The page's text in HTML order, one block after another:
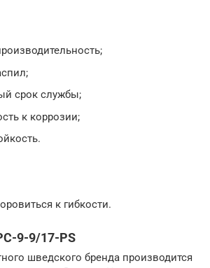
срок службы;
к коррозии;
к гибкости.
9-9/17-PS
шведского бренда производится